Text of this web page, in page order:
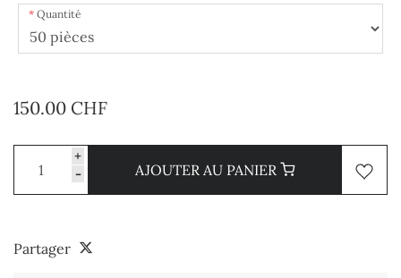
Quantité
150.00 CHF
+
-
AJOUTER AU PANIER
Partager